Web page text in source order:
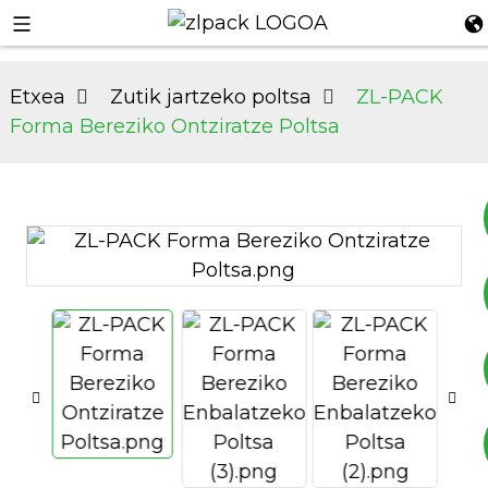
+8619953939264
Etxea Zutik jartzeko poltsa
ZL-PACK
Forma Bereziko Ontziratze Poltsa